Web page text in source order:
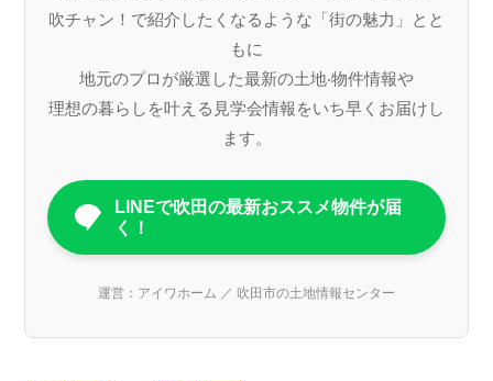
吹チャン！で紹介したくなるような「街の魅⼒」とと
もに
地元のプロが厳選した最新の⼟地‧物件情報や
理想の暮らしを叶える⾒学会情報をいち早くお届けし
ます。
LINEで吹田の最新おススメ物件が届
く！
運営：アイワホーム ／ 吹田市の土地情報センター